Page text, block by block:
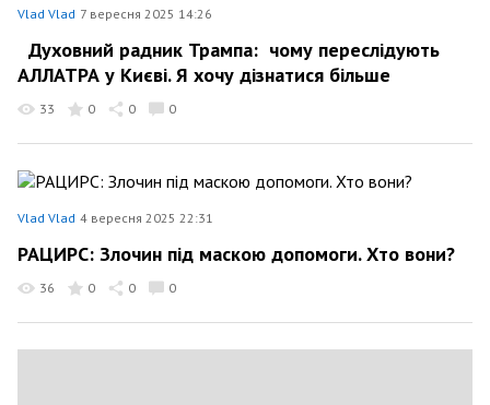
Vlad Vlad 7 вересня 2025 14:26
Духовний радник Трампа: чому переслідують
АЛЛАТРА у Києві. Я хочу дізнатися більше
33 0 0 0
Vlad Vlad 4 вересня 2025 22:31
РАЦИРС: Злочин під маскою допомоги. Хто вони?
36 0 0 0